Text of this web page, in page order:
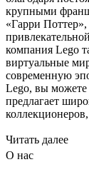
крупными
«Гарри Поттер»,
компания Lego
виртуальные
современную
Lego, вы можете
предлагает
Читать далее
О нас